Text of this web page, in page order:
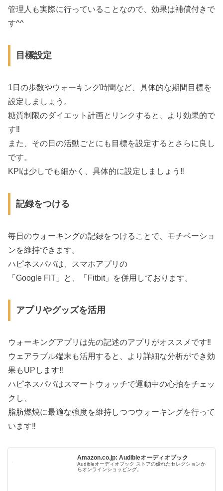
管理人も実際に行っていることなので、効果は補償付きで
す^^
目標設定
1日の歩数やウォーキング時間など、具体的な期間目標を
設定しましょう。
糖質制限のダイエット計画とリンクすると、より効果的で
す‼︎
また、その日の活動ごとにも目標を設定するとさらに良し
です。
KPIは少しでも細かく、具体的に設定しましょう‼︎
記録をつける
毎日のウォーキングの記録をつけることで、モチベーショ
ンを維持できます。
ハピネスパパは、スマホアプリの
「Google FIT」と、「Fitbit」を併用しております。
アプリやグッズを活用
ウォーキングアプリは先の記述のアプリがオススメです‼︎
ウェアラブル端末も活用すると、より詳細な分析ができ効
果もUPします‼︎
ハピネスパパはスマートウォッチで運動中の心拍をチェッ
クし、
脂肪燃焼に最適な強度を維持しつつウォーキングを行って
います‼︎
Amazon.co.jp: Audibleオーディオブック
Audibleオーディオブック ストアの優れたセレクションか
らオンラインショッピング。